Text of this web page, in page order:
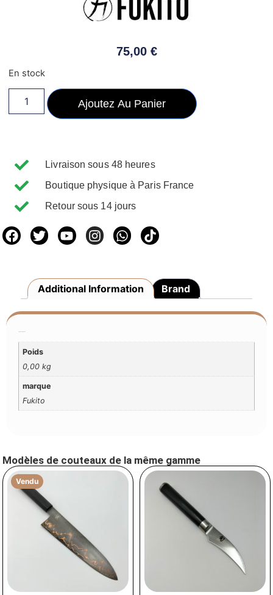
75,00 €
En stock
Ajoutez Au Panier
Livraison sous 48 heures
Boutique physique à Paris France
Retour sous 14 jours
Additional Information Brand
Poids
0,00 kg
marque
Fukito
Modèles de couteaux de la même gamme
Vendu